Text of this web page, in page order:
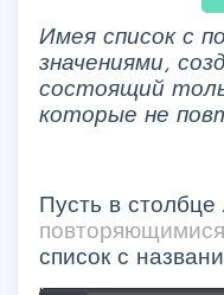
Имея список с
значениями,
состоящий
которые не
Пусть в столбце
повторяющимися
список с